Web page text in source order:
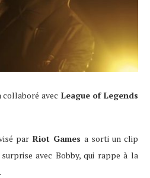
collaboré avec League of Legends
par Riot Games a sorti un clip
avec Bobby, qui rappe à la